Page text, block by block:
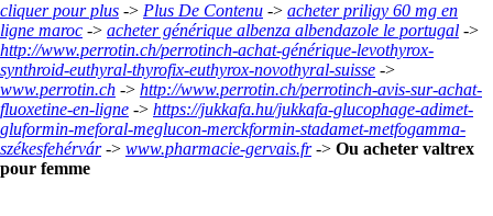
cliquer pour plus -> Plus De Contenu -> acheter priligy 60 mg en
ligne maroc -> acheter générique albenza albendazole le portugal ->
http://www.perrotin.ch/perrotinch-achat-générique-levothyrox-
synthroid-euthyral-thyrofix-euthyrox-novothyral-suisse ->
www.perrotin.ch -> http://www.perrotin.ch/perrotinch-avis-sur-achat-
fluoxetine-en-ligne -> https://jukkafa.hu/jukkafa-glucophage-adimet-
gluformin-meforal-meglucon-merckformin-stadamet-metfogamma-
székesfehérvár-> www.pharmacie-gervais.fr-> Ou acheter valtrex
pour femme